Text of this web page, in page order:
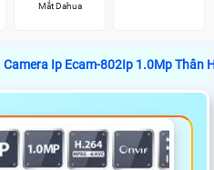
Mắt Dahua
Camera Ip Ecam-802Ip 1.0Mp Thân